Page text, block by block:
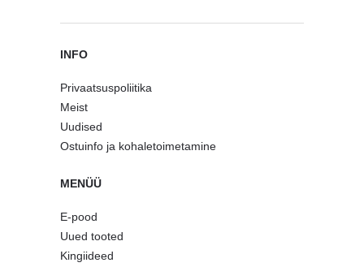
INFO
Privaatsuspoliitika
Meist
Uudised
Ostuinfo ja kohaletoimetamine
MENÜÜ
E-pood
Uued tooted
Kingiideed